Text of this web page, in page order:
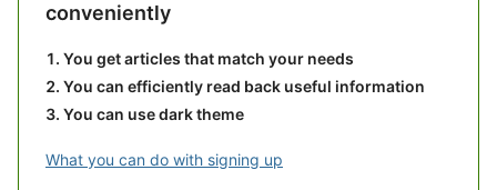
conveniently
You get articles that match your needs
You can efficiently read back useful information
You can use dark theme
What you can do with signing up